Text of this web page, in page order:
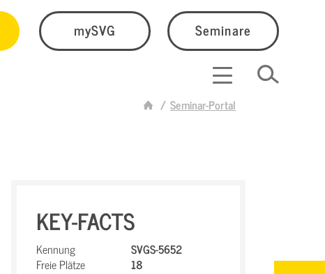
mySVG Seminare
Seminar-Portal
KEY-FACTS
Kennung
SVGS-5652
Freie Plätze
18